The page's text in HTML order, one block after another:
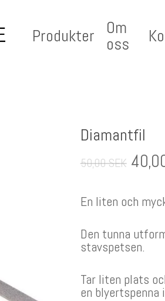
Produkter
Om
oss
Diamantfil
50,00SEK Det
var:
SEK.
En liten och
Den tunna
stavspetsen.
Tar liten plats
en blyertspenna